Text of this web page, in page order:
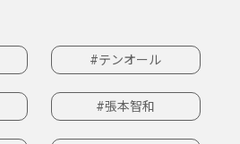
#テンオール
#張本智和